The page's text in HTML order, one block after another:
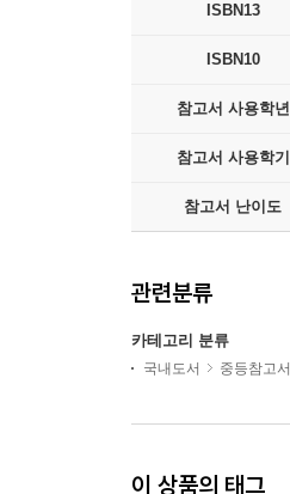
ISBN13
ISBN10
참고서 사용학년
참고서 사용학기
참고서 난이도
관련분류
카테고리 분류
국내도서 중등참고서
이 상품의 태그